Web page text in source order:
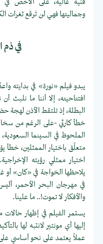
فنية عالية، على الأخص في
وجماليتها فهي لن تَرقع ثغرات
في ذم
يبدو فيلم «نورة» في بدايته
افتتاحيته، إلا أننا ما نلبث
البطلة، إذ تلتقط الأذن لهجة
خطأ كارثي -على الرغم من
الملحوظ في السينما
متعلّق باختيار الممثلين،
اختيار ممثلي رؤيته
يلاحظها الخواجة في «كان» أو
في مهرجان البحر الأحمر،
والأفكار لا تموت!.. ما علينا.
يستمر الفيلم في إظهار حالات
إليها أي مونتير لانتبه لها
عملاً يعتمد على نحو أساسي